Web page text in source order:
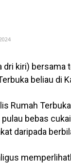
dri kiri)
beliau di
Rumah
bebas
daripada